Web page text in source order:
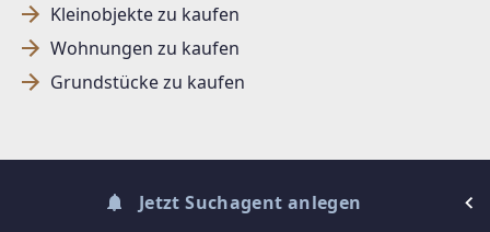
Kleinobjekte zu kaufen
Wohnungen zu kaufen
Grundstücke zu kaufen
Jetzt Suchagent anlegen
in denDatenschutzbestimmungen
zu.
© DIBEO.AT - DIE BESTEN OBJEKTE 2026